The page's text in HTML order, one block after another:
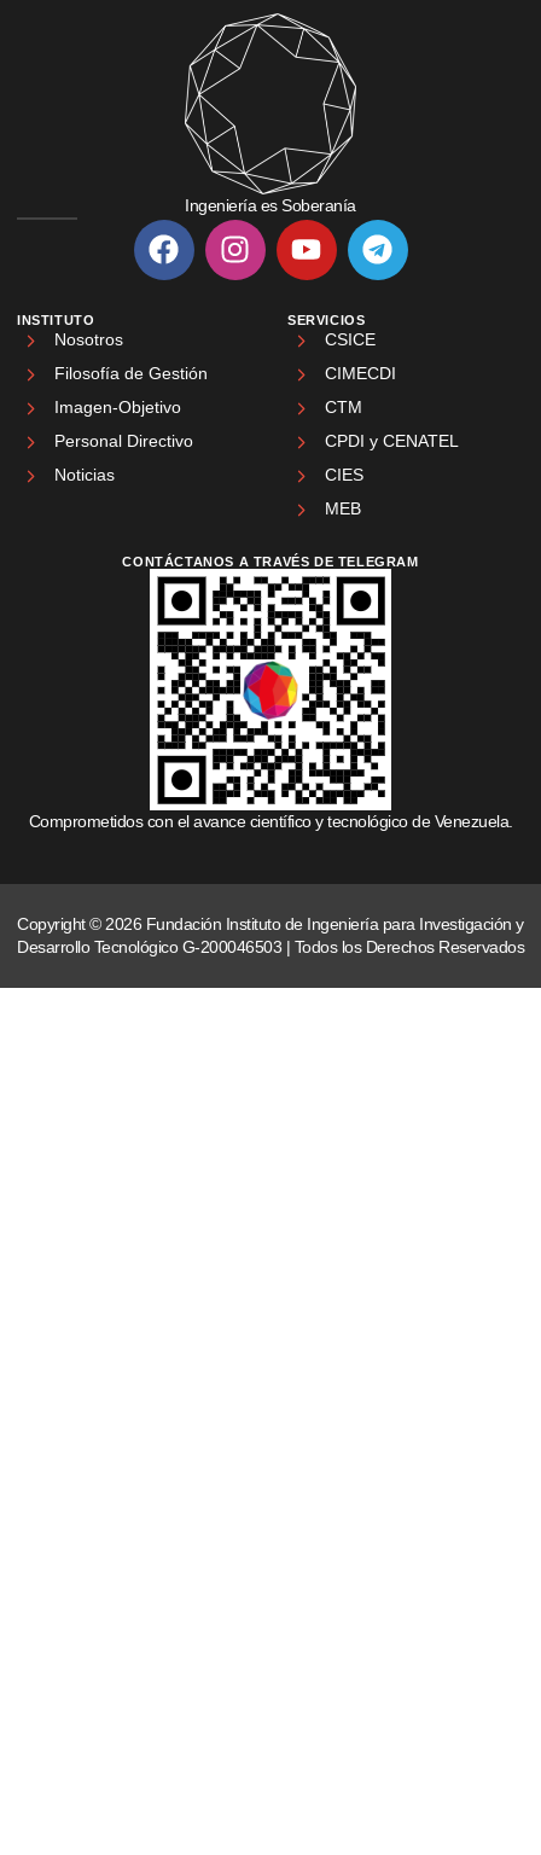
Ingeniería es Soberanía
INSTITUTO
Nosotros
Filosofía de Gestión
Imagen-Objetivo
Personal Directivo
Noticias
SERVICIOS
CSICE
CIMECDI
CTM
CPDI y CENATEL
CIES
MEB
CONTÁCTANOS A TRAVÉS DE TELEGRAM
Comprometidos con el avance científico y tecnológico de Venezuela.
Copyright © 2026 Fundación Instituto de Ingeniería para Investigación y
Desarrollo Tecnológico G-200046503 | Todos los Derechos Reservados